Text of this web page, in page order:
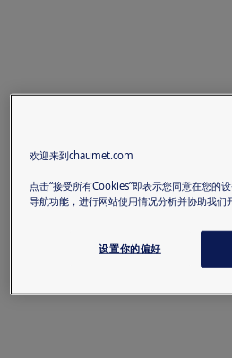
欢迎来到chaumet.com
点击“接受所有Cookies”即表示您同意在您的
导航功能，进行网站使用情况分析并协助我们
设置你的偏好